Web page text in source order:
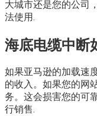
大城市还是您的公司
法使用.
海底电缆中断
如果亚马逊的加载速
的收入。如果您的网
务。这会损害您的可
行销售.